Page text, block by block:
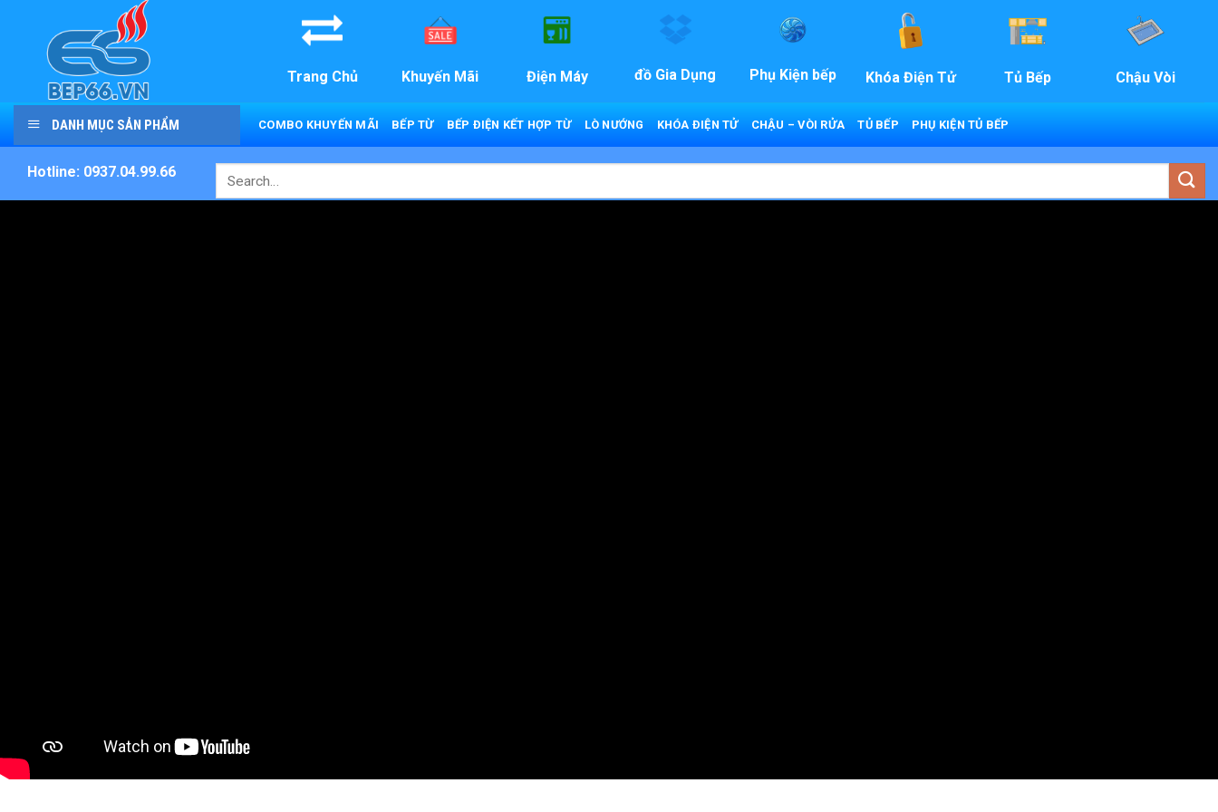
content
Trang Chủ
Khuyến Mãi Điện Máy đồ Gia Dụng Phụ Kiện bếp Khóa Điện Tử Tủ Bếp Chậu Vòi
DANH MỤC SẢN PHẨM COMBO KHUYẾN MÃI BẾP TỪ BẾP ĐIỆN KẾT HỢP TỪ LÒ NƯỚNG KHÓA ĐIỆN TỬ CHẬU – VÒI RỬA TỦ BẾP PHỤ KIỆN TỦ BẾP
Hotline: 0937.04.99.66
Search
for: